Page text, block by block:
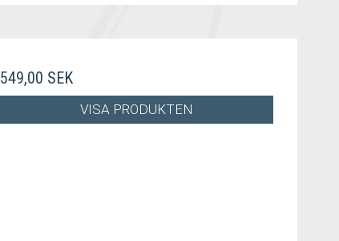
549,00 SEK
VISA PRODUKTEN